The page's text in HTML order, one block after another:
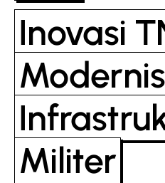
in
Inovasi
Militer